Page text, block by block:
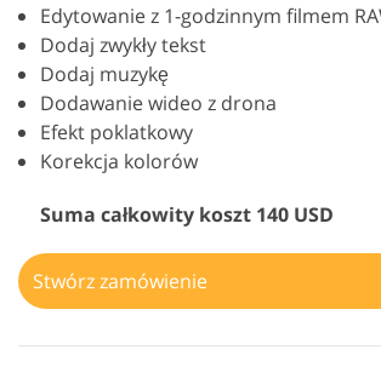
Edytowanie z 1-godzinnym filmem
Dodaj zwykły tekst
Dodaj muzykę
Dodawanie wideo z drona
Efekt poklatkowy
Korekcja kolorów
Suma całkowity koszt 140 USD
Stwórz zamówienie